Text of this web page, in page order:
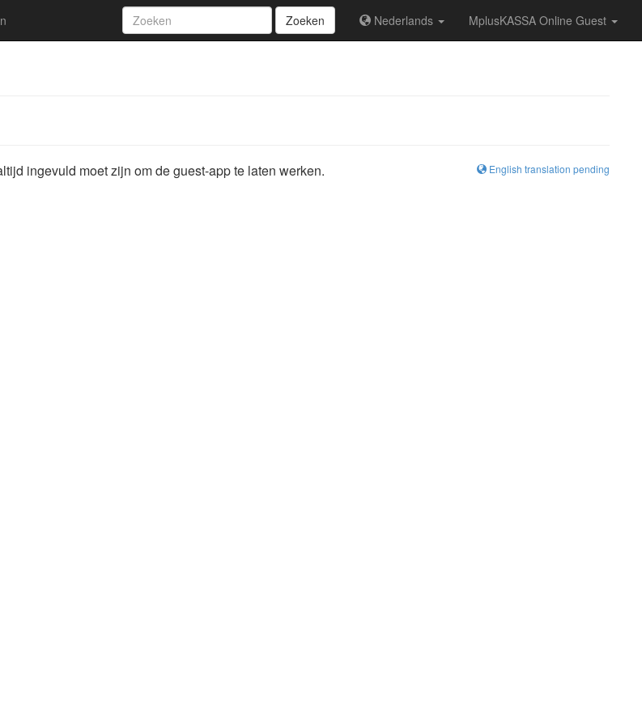
Zoeken Nederlands MplusKASSA Online Guest
English translation pending
ingevuld moet zijn om de guest-app te laten werken.